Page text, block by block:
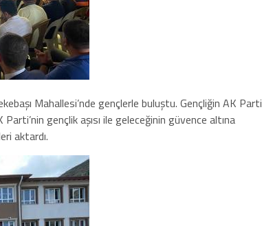
Mahallesi’nde gençlerle buluştu. Gençliğin AK Parti
gençlik aşısı ile geleceğinin güvence altına
aktardı.